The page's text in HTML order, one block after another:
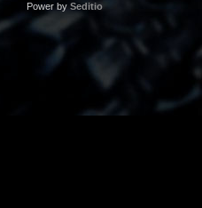
Power by Seditio